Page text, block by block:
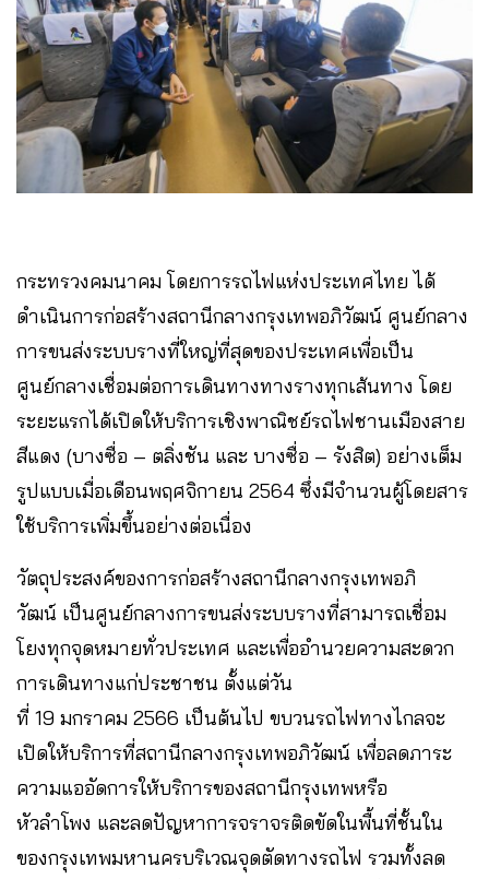
กระทรวงคมนาคม โดยการรถไฟแห่งประเทศไทย ได้
ดำเนินการก่อสร้างสถานีกลางกรุงเทพอภิวัฒน์ ศูนย์กลาง
การขนส่งระบบรางที่ใหญ่ที่สุดของประเทศเพื่อเป็น
ศูนย์กลางเชื่อมต่อการเดินทางทางรางทุกเส้นทาง โดย
ระยะแรกได้เปิดให้บริการเชิงพาณิชย์รถไฟชานเมืองสาย
สีแดง (บางซื่อ – ตลิ่งชัน และ บางซื่อ – รังสิต) อย่างเต็ม
รูปแบบเมื่อเดือนพฤศจิกายน 2564 ซึ่งมีจำนวนผู้โดยสาร
ใช้บริการเพิ่มขึ้นอย่างต่อเนื่อง
วัตถุประสงค์ของการก่อสร้างสถานีกลางกรุงเทพอภิ
วัฒน์ เป็นศูนย์กลางการขนส่งระบบรางที่สามารถเชื่อม
โยงทุกจุดหมายทั่วประเทศ และเพื่ออำนวยความสะดวก
การเดินทางแก่ประชาชน ตั้งแต่วัน
ที่ 19 มกราคม 2566 เป็นต้นไป ขบวนรถไฟทางไกลจะ
เปิดให้บริการที่สถานีกลางกรุงเทพอภิวัฒน์ เพื่อลดภาระ
ความแออัดการให้บริการของสถานีกรุงเทพหรือ
หัวลำโพง และลดปัญหาการจราจรติดขัดในพื้นที่ชั้นใน
ของกรุงเทพมหานครบริเวณจุดตัดทางรถไฟ รวมทั้งลด